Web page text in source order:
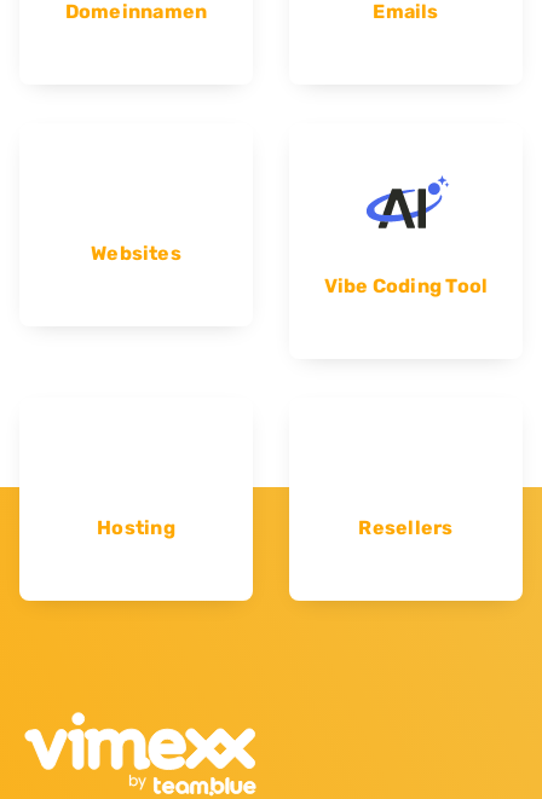
Domeinnamen Emails
Websites
Vibe Coding Tool
Hosting Resellers